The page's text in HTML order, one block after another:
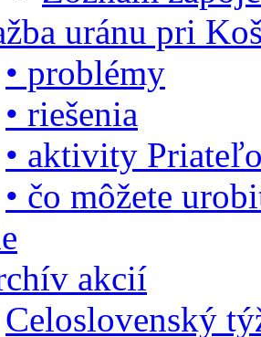
uránu pri
• problémy
• riešenia
• aktivity
• čo môžete
akcií
Celoslovenský